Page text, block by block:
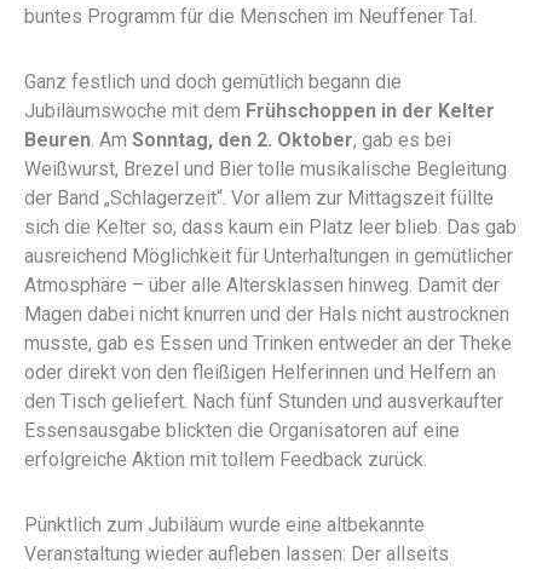
buntes Programm für die Menschen im Neuffener Tal.
Ganz festlich und doch gemütlich begann die
Jubiläumswoche mit dem Frühschoppen in der Kelter
Beuren . Am Sonntag, den 2. Oktober, gab es bei
Weißwurst, Brezel und Bier tolle musikalische Begleitung
der Band „Schlagerzeit“. Vor allem zur Mittagszeit füllte
sich die Kelter so, dass kaum ein Platz leer blieb. Das gab
ausreichend Möglichkeit für Unterhaltungen in gemütlicher
Atmosphäre – über alle Altersklassen hinweg. Damit der
Magen dabei nicht knurren und der Hals nicht austrocknen
musste, gab es Essen und Trinken entweder an der Theke
oder direkt von den fleißigen Helferinnen und Helfern an
den Tisch geliefert. Nach fünf Stunden und ausverkaufter
Essensausgabe blickten die Organisatoren auf eine
erfolgreiche Aktion mit tollem Feedback zurück.
Pünktlich zum Jubiläum wurde eine altbekannte
Veranstaltung wieder aufleben lassen: Der allseits